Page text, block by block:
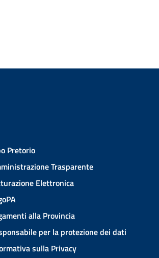
Pretorio
Trasparente
Elettronica
alla Provincia
per la protezione dei dati
sulla Privacy